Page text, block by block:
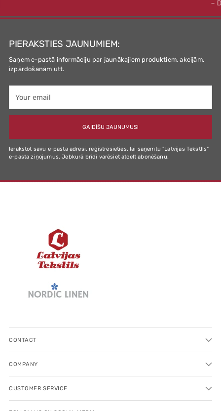
–
PIERAKSTIES JAUNUMIEM:
Saņem e-pastā informāciju par jaunākajiem produktiem, akcijām,
izpārdošanām utt.
email
GAIDĪŠU JAUNUMUS!
Ierakstot savu e-pasta adresi, reģistrēsieties, lai saņemtu "Latvijas Tekstlls"
e-pasta ziņojumus. Jebkurā brīdī varēsiet atcelt abonēšanu.
CONTACT
COMPANY
CUSTOMER SERVICE